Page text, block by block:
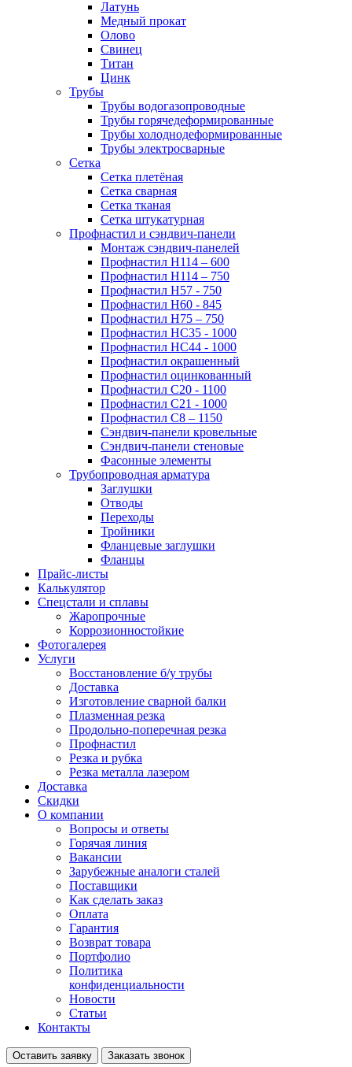
Латунь
Медный прокат
Олово
Свинец
Титан
Цинк
Трубы
Трубы водогазопроводные
Трубы горячедеформированные
Трубы холоднодеформированные
Трубы электросварные
Сетка
Сетка плетёная
Сетка сварная
Сетка тканая
Сетка штукатурная
Профнастил и сэндвич-панели
Монтаж сэндвич-панелей
Профнастил Н114 – 600
Профнастил Н114 – 750
Профнастил Н57 - 750
Профнастил Н60 - 845
Профнастил Н75 – 750
Профнастил НС35 - 1000
Профнастил НС44 - 1000
Профнастил окрашенный
Профнастил оцинкованный
Профнастил С20 - 1100
Профнастил С21 - 1000
Профнастил С8 – 1150
Сэндвич-панели кровельные
Сэндвич-панели стеновые
Фасонные элементы
Трубопроводная арматура
Заглушки
Отводы
Переходы
Тройники
Фланцевые заглушки
Фланцы
Прайс-листы
Калькулятор
Спецстали и сплавы
Жаропрочные
Коррозионностойкие
Фотогалерея
Услуги
Восстановление б/у трубы
Доставка
Изготовление сварной балки
Плазменная резка
Продольно-поперечная резка
Профнастил
Резка и рубка
Резка металла лазером
Доставка
Скидки
О компании
Вопросы и ответы
Горячая линия
Вакансии
Зарубежные аналоги сталей
Поставщики
Как сделать заказ
Оплата
Гарантия
Возврат товара
Портфолио
Политика
конфиденциальности
Новости
Статьи
Контакты
Оставить заявку Заказать звонок